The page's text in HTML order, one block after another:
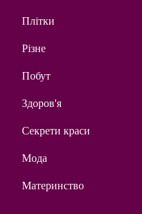
Плітки
Різне
Побут
Здоров'я
Секрети краси
Мода
Материнство